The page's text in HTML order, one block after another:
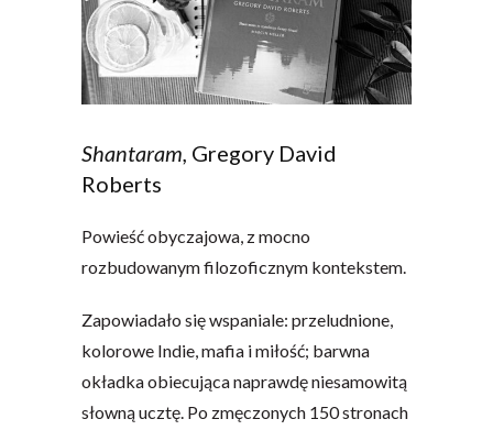
Shantaram, Gregory David
Roberts
Powieść obyczajowa, z mocno
rozbudowanym filozoficznym kontekstem.
Zapowiadało się wspaniale: przeludnione,
kolorowe Indie, mafia i miłość; barwna
okładka obiecująca naprawdę niesamowitą
słowną ucztę. Po zmęczonych 150 stronach